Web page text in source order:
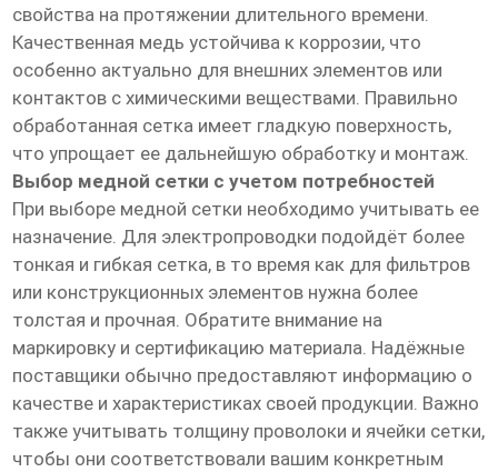
свойства на протяжении длительного времени.
Качественная медь устойчива к коррозии, что
особенно актуально для внешних элементов или
контактов с химическими веществами. Правильно
обработанная сетка имеет гладкую поверхность,
что упрощает ее дальнейшую обработку и монтаж.
Выбор медной сетки с учетом потребностей
При выборе медной сетки необходимо учитывать ее
назначение. Для электропроводки подойдёт более
тонкая и гибкая сетка, в то время как для фильтров
или конструкционных элементов нужна более
толстая и прочная. Обратите внимание на
маркировку и сертификацию материала. Надёжные
поставщики обычно предоставляют информацию о
качестве и характеристиках своей продукции. Важно
также учитывать толщину проволоки и ячейки сетки,
чтобы они соответствовали вашим конкретным